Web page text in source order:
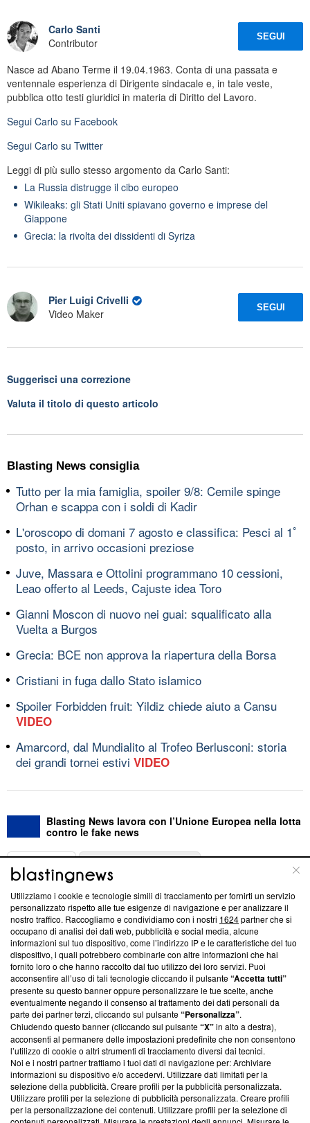
Carlo Santi
Contributor
SEGUI
Nasce ad Abano Terme il 19.04.1963. Conta di una passata e
ventennale esperienza di Dirigente sindacale e, in tale veste,
pubblica otto testi giuridici in materia di Diritto del Lavoro.
Segui Carlo su Facebook
Segui Carlo su Twitter
Leggi di più sullo stesso argomento da Carlo Santi:
La Russia distrugge il cibo europeo
Wikileaks: gli Stati Uniti spiavano governo e imprese del
Giappone
Grecia: la rivolta dei dissidenti di Syriza
Pier Luigi Crivelli
Video Maker
SEGUI
Suggerisci una correzione
Valuta il titolo di questo articolo
Blasting News consiglia
Tutto per la mia famiglia, spoiler 9/8: Cemile spinge
Orhan e scappa con i soldi di Kadir
L'oroscopo di domani 7 agosto e classifica: Pesci al 1ﾟ
posto, in arrivo occasioni preziose
Juve, Massara e Ottolini programmano 10 cessioni,
Leao offerto al Leeds, Cajuste idea Toro
Gianni Moscon di nuovo nei guai: squalificato alla
Vuelta a Burgos
Grecia: BCE non approva la riapertura della Borsa
Cristiani in fuga dallo Stato islamico
Spoiler Forbidden fruit: Yildiz chiede aiuto a Cansu
VIDEO
Amarcord, dal Mundialito al Trofeo Berlusconi: storia
dei grandi tornei estivi VIDEO
Blasting News lavora con l’Unione Europea nella lotta
contro le fake news
ABOUT
Questa sezione offre informazioni trasparenti su Blasting
News, sui nostri processi editoriali e su come ci impegniamo a
creare news di qualità. Inoltre, afferma la nostra aderenza a
‘Trust Project - News with Integrity’Blasting News non è
ancora membro del programma, ma ha richiesto di farne
parte; Trust Project non ha ancora effettuato una verifica di
conformità agli standard.
Su di noi
Team editoriale
Corporate
Redazione
Informativa Privacy
Utilizziamo i cookie e tecnologie simili di tracciamento per fornirti un servizio
personalizzato rispetto alle tue esigenze di navigazione e per analizzare il
nostro traffico. Raccogliamo e condividiamo con i nostri 1624partner che si
occupano di analisi dei dati web, pubblicità e social media, alcune
informazioni sul tuo dispositivo, come l’indirizzo IP e le caratteristiche del tuo
dispositivo, i quali potrebbero combinarle con altre informazioni che hai
fornito loro o che hanno raccolto dal tuo utilizzo dei loro servizi. Puoi
acconsentire all’uso di tali tecnologie cliccando il pulsante“Accetta tutti”
presente su questo banner oppure personalizzare le tue scelte, anche
eventualmente negando il consenso al trattamento dei dati personali da
parte dei partner terzi, cliccando sul pulsante“Personalizza”.
Chiudendo questo banner (cliccando sul pulsante“X”in alto a destra),
acconsenti al permanere delle impostazioni predefinite che non consentono
l’utilizzo di cookie o altri strumenti di tracciamento diversi dai tecnici.
Noi e i nostri partner trattiamo i tuoi dati di navigazione per: Archiviare
informazioni su dispositivo e/o accedervi. Utilizzare dati limitati per la
selezione della pubblicità. Creare profili per la pubblicità personalizzata.
Utilizzare profili per la selezione di pubblicità personalizzata. Creare profili
per la personalizzazione dei contenuti. Utilizzare profili per la selezione di